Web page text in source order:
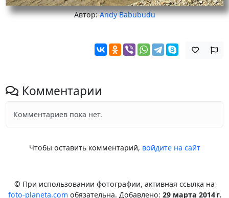
Автор:Andy Babubudu
Комментарии
Комментариев пока нет.
Чтобы оставить комментарий, войдите на сайт
© При использовании фотографии, активная ссылка на
foto-planeta.com обязательна. Добавлено: 29 марта 2014 г.